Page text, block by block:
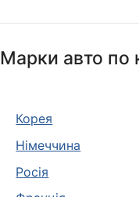
Марки авто по
Корея
Німеччина
Росія